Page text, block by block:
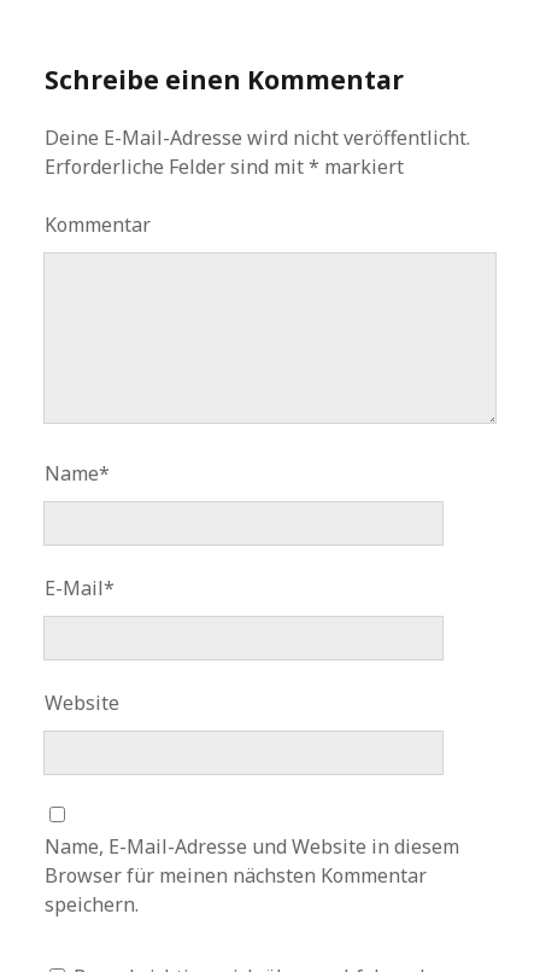
Schreibe einen Kommentar
Deine E-Mail-Adresse wird nicht veröffentlicht.
Erforderliche Felder sind mit* markiert
Kommentar
Name*
E-Mail*
Website
Name, E-Mail-Adresse und Website in diesem
Browser für meinen nächsten Kommentar
speichern.